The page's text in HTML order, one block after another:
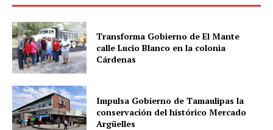
Transforma Gobierno de El Mante
calle Lucio Blanco en la colonia
Cárdenas
Impulsa Gobierno de Tamaulipas la
conservación del histórico Mercado
Argüelles